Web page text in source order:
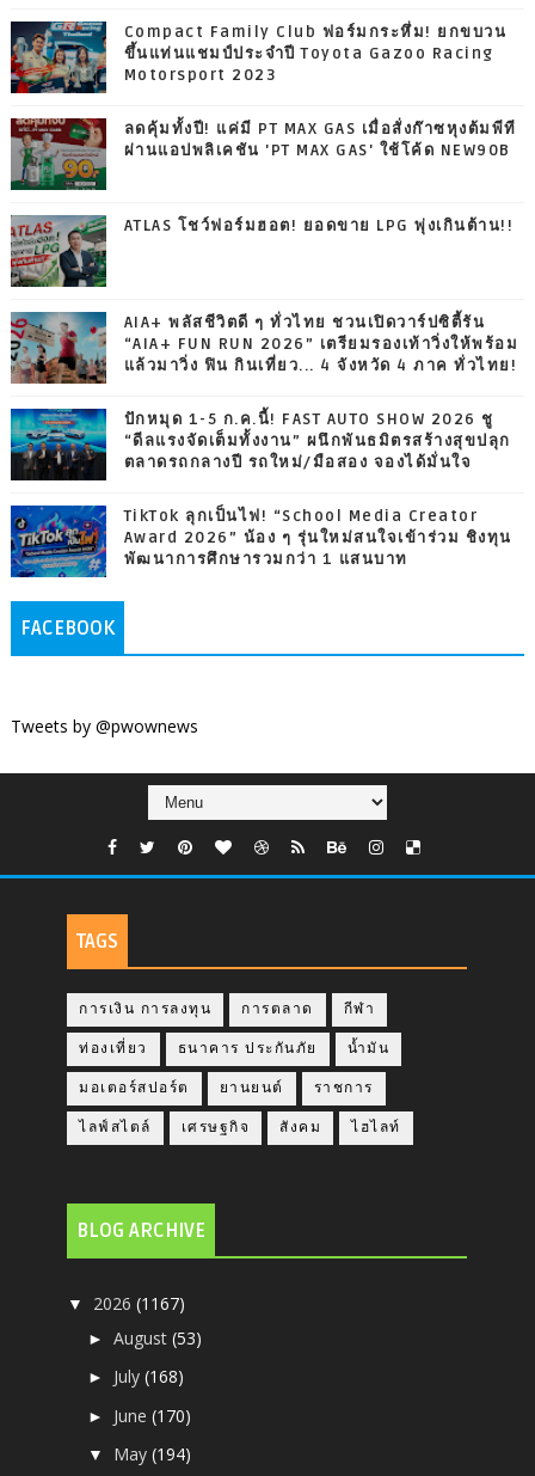
Compact Family Club ฟอร์มกระหึ่ม! ยกขบวน
ขึ้นแท่นแชมป์ประจำปี Toyota Gazoo Racing
Motorsport 2023
ลดคุ้มทั้งปี! แค่มี PT MAX GAS เมื่อสั่งก๊าซหุงต้มพีที
ผ่านแอปพลิเคชัน 'PT MAX GAS' ใช้โค้ด NEW90B
ATLAS โชว์ฟอร์มฮอต! ยอดขาย LPG พุ่งเกินต้าน!!
AIA+ พลัสชีวิตดี ๆ ทั่วไทย ชวนเปิดวาร์ปซิตี้รัน
“AIA+ FUN RUN 2026” เตรียมรองเท้าวิ่งให้พร้อม
แล้วมาวิ่ง ฟิน กินเที่ยว... 4 จังหวัด 4 ภาค ทั่วไทย!
ปักหมุด 1-5 ก.ค.นี้! FAST AUTO SHOW 2026 ชู
“ดีลแรงจัดเต็มทั้งงาน” ผนึกพันธมิตรสร้างสุขปลุก
ตลาดรถกลางปี รถใหม่/มือสอง จองได้มั่นใจ
TikTok ลุกเป็นไฟ! “School Media Creator
Award 2026” น้อง ๆ รุ่นใหม่สนใจเข้าร่วม ชิงทุน
พัฒนาการศึกษารวมกว่า 1 แสนบาท
FACEBOOK
Tweets by @pwownews
TAGS
การเงิน การลงทุน การตลาด กีฬา
ท่องเที่ยว ธนาคาร ประกันภัย น้ำมัน
มอเตอร์สปอร์ต ยานยนต์ ราชการ
ไลฟ์สไตล์ เศรษฐกิจ สังคม ไฮไลท์
BLOG ARCHIVE
▼ 2026(1167)
►August(53)
► July(168)
► June(170)
▼ May(194)